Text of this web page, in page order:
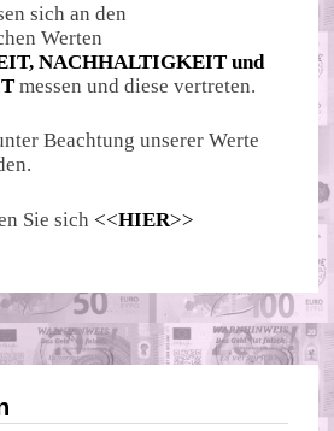
sich an den
Werten
NACHHALTIGKEIT und
messen und diese vertreten.
Beachtung unserer Werte
Sie sich <<HIER>>